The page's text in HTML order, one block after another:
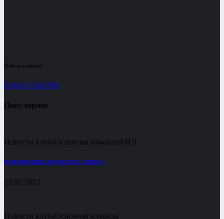
Набор в школу
8 (8412) 200-990
Популярное
Новости клубаОсновная командаФНЛ
НОВОБРАНЦЫ КОМАНДЫ «ЗЕНИТ»
22.02.2023
Новости клубаОсновная команда